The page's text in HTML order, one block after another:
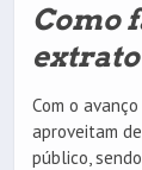
Como
extrato
Com o
aproveitam
público,